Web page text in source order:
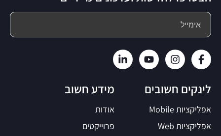
מידע חשוב
אודות
פרוייקטים
לינקים חשובים
אפליקציות Mobile
אפליקציות Web